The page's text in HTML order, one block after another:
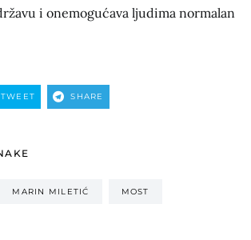
i onemogućava ljudima normalan
TWEET SHARE
MARIN MILETIĆ MOST